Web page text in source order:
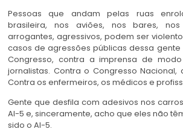
Pessoas que andam pelas ruas
brasileira, nos aviões, nos bares, nos
arrogantes, agressivos, podem ser
casos de agressões públicas dessa gente
Congresso, contra a imprensa de
jornalistas. Contra o Congresso Nacional,
Contra os enfermeiros, os médicos e
Gente que desfila com adesivos nos
AI-5 e, sinceramente, acho que eles não
sido o AI-5.